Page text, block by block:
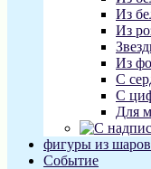
Из
Из
Из
С
С
Для
фигуры из шаров
Событие